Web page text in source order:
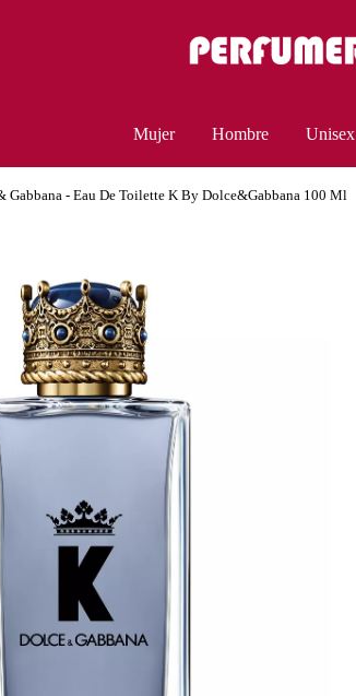
Mujer Hombre Unisex
Gabbana - Eau De Toilette K By Dolce&Gabbana 100 Ml